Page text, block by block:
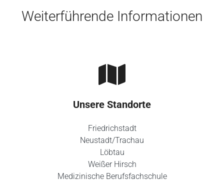
Weiterführende Informationen
Unsere Standorte
Friedrichstadt
Neustadt/Trachau
Löbtau
Weißer Hirsch
Medizinische Berufsfachschule